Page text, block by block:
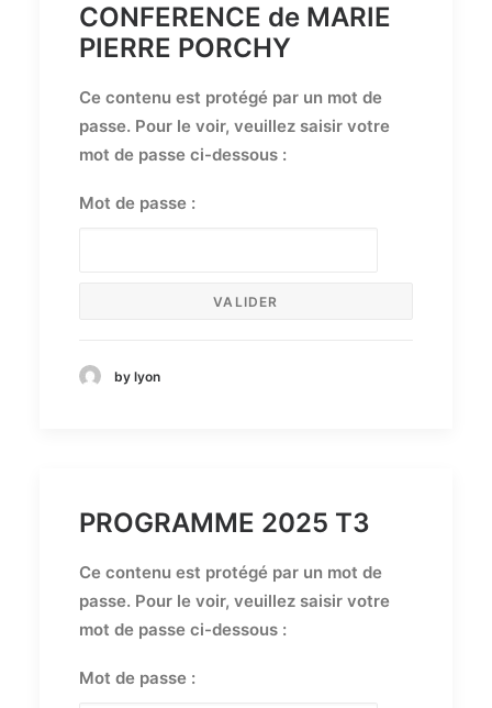
CONFERENCE de MARIE
PIERRE PORCHY
Ce contenu est protégé par un mot de
passe. Pour le voir, veuillez saisir votre
mot de passe ci-dessous :
Mot de passe :
by lyon
PROGRAMME 2025 T3
Ce contenu est protégé par un mot de
passe. Pour le voir, veuillez saisir votre
mot de passe ci-dessous :
Mot de passe :